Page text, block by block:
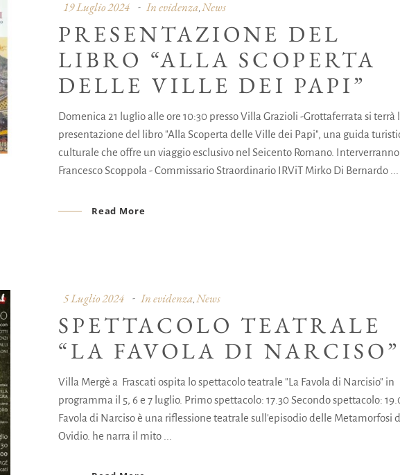
19 Luglio 2024 In evidenza, News
PRESENTAZIONE DEL
LIBRO “ALLA SCOPERTA
DELLE VILLE DEI PAPI”
Domenica 21 luglio alle ore 10:30 presso Villa Grazioli -Grottaferrata si terrà
presentazione del libro "Alla Scoperta delle Ville dei Papi", una guida
culturale che offre un viaggio esclusivo nel Seicento Romano.
Francesco Scoppola - Commissario Straordinario IRViT Mirko Di Bernardo
Read More
5 Luglio 2024 In evidenza, News
SPETTACOLO TEATRALE
“LA FAVOLA DI NARCISO”
Villa Mergè a Frascati ospita lo spettacolo teatrale "La Favola di Narcisio" in
programma il 5, 6 e 7 luglio. Primo spettacolo: 17.30 Secondo spettacolo:
Favola di Narciso è una riflessione teatrale sull'episodio delle Metamorfosi
Ovidio. he narra il mito